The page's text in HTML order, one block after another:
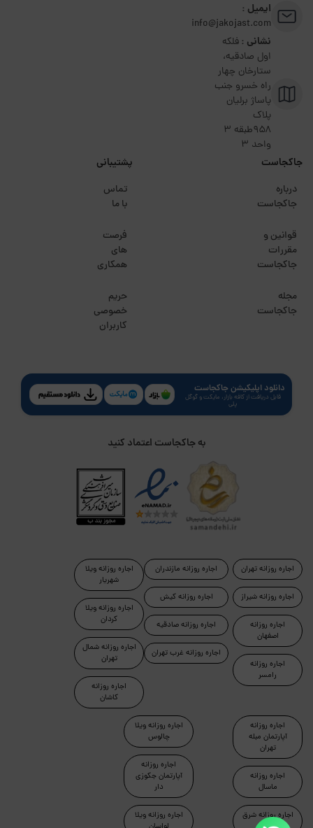
ایمیل :
info@jakojast.com
نشانی :فلکه
اول صادقیه،
ستارخان چهار
راه خسرو جنب
پاساژ برلیان
پلاک
۹۵۸طبقه 3
واحد 3
جاکجاست
درباره
جاکجاست
قوانین و
مقررات
جاکجاست
مجله
جاکجاست
پشتیبانی
تماس
با ما
فرصت
های
همکاری
حریم
خصوصی
کاربران
دانلود اپلیکیشن جاکجاست
قابل دریافت از کافه بازار، مایکت و گوگل
پلی
به جاکجاست اعتماد کنید
اجاره روزانه تهران
اجاره روزانه شیراز
اجاره روزانه
اصفهان
اجاره روزانه
رامسر
اجاره روزانه مازندران
اجاره روزانه کیش
اجاره روزانه صادقیه
اجاره روزانه غرب تهران
اجاره روزانه ویلا
شهریار
اجاره روزانه ویلا
کردان
اجاره روزانه شمال
تهران
اجاره روزانه
کاشان
اجاره روزانه
آپارتمان مبله
تهران
اجاره روزانه
ماسال
اجاره روزانه شرق
اجاره روزانه ویلا
چالوس
اجاره روزانه
آپارتمان جکوزی
دار
اجاره روزانه ویلا